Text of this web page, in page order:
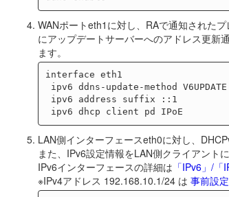
WANポートeth1に対し、RAで通知された
にアップデートサーバーへのアドレス更新
ます。
interface eth1
LAN側インターフェースeth0に対し、
また、IPv6設定情報をLAN側クライアント
IPv6インターフェースの詳細は 「IPv6」/「
※IPv4アドレス 192.168.10.1/24 は 事前設定